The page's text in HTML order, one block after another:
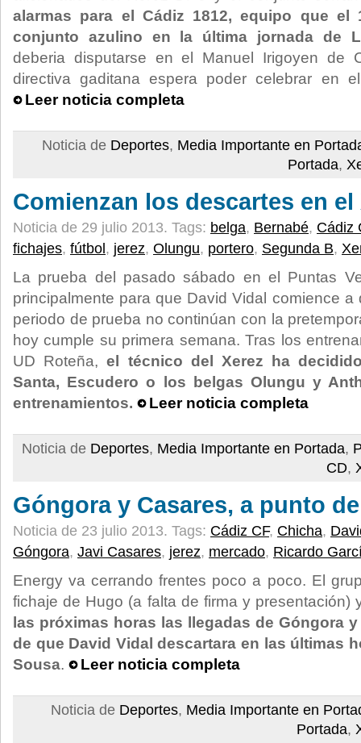
alarmas para el Cádiz 1812, equipo que
conjunto azulino en la última jornada de
deberia disputarse en el Manuel Irigoyen de
directiva gaditana espera poder celebrar en
Leer noticia completa
Noticia de Deportes, Media Importante en
Portada,
Comienzan los descartes en el
Noticia de 29 julio 2013. Tags: belga, Bernabé, Cádiz
fichajes, fútbol , jerez, Olungu, portero, Segunda B,
La prueba del pasado sábado en el Puntas
principalmente para que David Vidal comience
periodo de prueba no continúan con la
hoy cumple su primera semana. Tras los
UD Roteña,el técnico del Xerez ha
Santa, Escudero o los belgas Olungu y
entrenamientos.
Leer noticia completa
Noticia de Deportes, Media Importante en Portada,
CD,
Góngora y Casares, a punto
Noticia de 23 julio 2013. Tags: Cádiz CF, Chicha,
Góngora, Javi Casares, jerez, mercado, Ricardo
Energy va cerrando frentes poco a poco. El
fichaje de Hugo (a falta de firma y presentación)
las próximas horas las llegadas de Góngora
de que David Vidal descartara en las últimas
Sousa. Leer noticia completa
Noticia de Deportes, Media Importante en
Portada,